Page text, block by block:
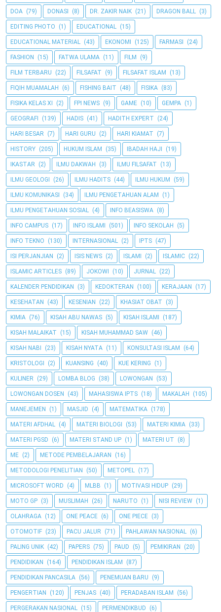
DOA (79) DONASI (8) DR. ZAKIR NAIK (21) DRAGON BALL (3)
EDITING PHOTO (1) EDUCATIONAL (15)
EDUCATIONAL MATERIAL (43) EKONOMI (125) FARMASI (24)
FASHION (15) FATWA ULAMA (11) FILM (9)
FILM TERBARU (22) FILSAFAT (9) FILSAFAT ISLAM (13)
FIQIH MUAMALAH (6) FISHING BAIT (48) FISIKA (83)
FISIKA KELAS XI (2) FPI NEWS (9) GAME (10) GEMPA (1)
GEOGRAFI (139) HADIS (41) HADITH EXPERT (24)
HARI BESAR (7) HARI GURU (2) HARI KIAMAT (7)
HISTORY (205) HUKUM ISLAM (35) IBADAH HAJI (19)
IKASTAR (2) ILMU DAKWAH (3) ILMU FILSAFAT (13)
ILMU GEOLOGI (26) ILMU HADITS (44) ILMU HUKUM (59)
ILMU KOMUNIKASI (34) ILMU PENGETAHUAN ALAM (1)
ILMU PENGETAHUAN SOSIAL (4) INFO BEASISWA (8)
INFO CAMPUS (17) INFO ISLAMI (501) INFO SEKOLAH (5)
INFO TEKNO (130) INTERNASIONAL (2) IPTS (47)
ISI PERJANJIAN (2) ISIS NEWS (2) ISLAMI (2) ISLAMIC (22)
ISLAMIC ARTICLES (89) JOKOWI (10) JURNAL (22)
KALENDER PENDIDIKAN (3) KEDOKTERAN (100) KERAJAAN (17)
KESEHATAN (43) KESENIAN (22) KHASIAT OBAT (3)
KIMIA (76) KISAH ABU NAWAS (5) KISAH ISLAMI (187)
KISAH MALAIKAT (15) KISAH MUHAMMAD SAW (46)
KISAH NABI (23) KISAH NYATA (11) KONSULTASI ISLAM (64)
KRISTOLOGI (2) KUANSING (40) KUE KERING (1)
KULINER (29) LOMBA BLOG (38) LOWONGAN (53)
LOWONGAN DOSEN (43) MAHASISWA IPTS (18) MAKALAH (105)
MANEJEMEN (1) MASJID (4) MATEMATIKA (178)
MATERI AFDHAL (4) MATERI BIOLOGI (53) MATERI KIMIA (33)
MATERI PGSD (6) MATERI STAND UP (1) MATERI UT (8)
ME (2) METODE PEMBELAJARAN (16)
METODOLOGI PENELITIAN (50) METOPEL (17)
MICROSOFT WORD (4) MLBB (1) MOTIVASI HIDUP (29)
MOTO GP (3) MUSLIMAH (26) NARUTO (1) NISI REVIEW (1)
OLAHRAGA (12) ONE PEACE (6) ONE PIECE (3)
OTOMOTIF (23) PACU JALUR (71) PAHLAWAN NASIONAL (6)
PALING UNIK (42) PAPERS (75) PAUD (5) PEMIKIRAN (20)
PENDIDIKAN (164) PENDIDIKAN ISLAM (87)
PENDIDIKAN PANCASILA (56) PENEMUAN BARU (9)
PENGERTIAN (120) PENJAS (40) PERADABAN ISLAM (56)
PERGERAKAN NASIONAL (15) PERMENDIKBUD (6)